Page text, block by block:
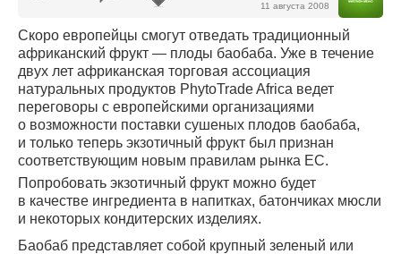
11 августа 2008
Скоро европейцы смогут отведать традиционный
африканский фрукт — плоды баобаба. Уже в течение
двух лет африканская торговая ассоциация
натуральных продуктов PhytoTrade Africa ведет
переговоры с европейскими организациями
о возможности поставки сушеных плодов баобаба,
и только теперь экзотичный фрукт был признан
соответствующим новым правилам рынка ЕС.
Попробовать экзотичный фрукт можно будет
в качестве ингредиента в напитках, батончиках мюсли
и некоторых кондитерских изделиях.
Баобаб представляет собой крупный зеленый или